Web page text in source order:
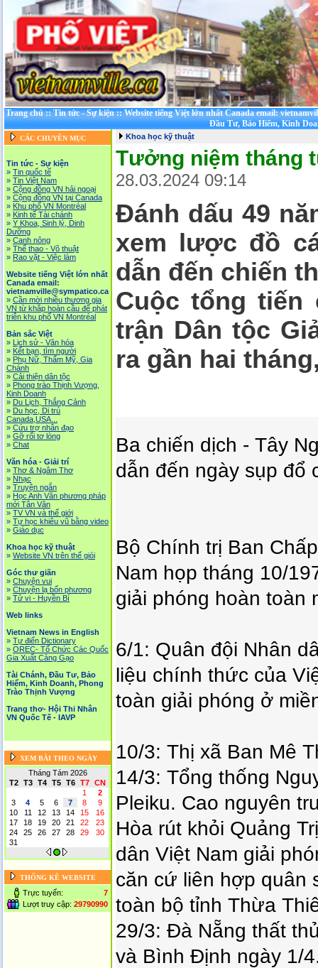
Trang chủ::Tin tức - Sự kiện::Website tiếng Việt lớn nhất Canada email:
Đầu Tư, Bảo Hiểm, Kinh
CÁC CHUYÊN MỤC
Tin tức - Sự kiện
» Tin quốc tế
» Tin Việt Nam
» Cộng đồng VN hải ngoại
» Cộng đồng VN tại Canada
» Khu phố VN Montréal
» Kinh tế Tài chánh
» Y Khoa, Sinh lý, Dinh
Dưỡng
» Canh nông
» Thể thao - Võ thuật
» Rao vặt - Việc làm
Website tiếng Việt lớn nhất
Canada email:
vietnamville@sympatico.ca
» Cần mời nhiều thương gia
VN từ khắp hoàn cầu để phát
triễn khu phố VN Montréal
Bản sắc Việt
» Lịch sử - Văn hóa
» Kết bạn, tìm người
» Phụ Nữ, Thẩm Mỹ, Gia
Chánh
» Cải thiện dân tộc
» Phong trào Thịnh Vượng,
Kinh Doanh
» Du Lịch, Thắng Cảnh
» Du học, Di trú
Canada,USA...
» Cứu trợ nhân đạo
» Gỡ rối tơ lòng
» Chat
Văn hóa - Giải trí
» Thơ & Ngâm Thơ
» Nhạc
» Truyện ngắn
» Học Anh Văn phương pháp
mới Tân Văn
» TV VN và thế giới
» Tự học khiêu vũ bằng video
» Giáo dục
Khoa học kỹ thuật
» Website VN trên thế giói
Góc thư giãn
» Chuyện vui
» Chuyện lạ bốn phương
» Tử vi - Huyền Bí
Web links
Vietnam News in English
» Tự điển Dictionary
» OREC- Tố Chức Các Quốc
Gia Xuất Cảng Gạo
Tài Chánh, Đầu Tư, Bảo
Hiểm, Kinh Doanh, Phong
Trào Thịnh Vượng
Trang thơ- Hội Thi Nhân
VN Quốc Tế - IAVP
XEM BÀI THEO NGÀY
Tháng Tám 2026
T2
T3 T4 T5 T6 T7
CN
1
2
3
4 5 6 7 8
9
10
11 12 13 14 15
16
17
18 19 20 21 22
23
24
25 26 27 28 29
30
31
THỐNG KÊ WEBSITE
Trực tuyến:
7
Lượt truy cập: 29790990
Khoa học kỹ thuật
Tưởng niệm tháng
28.03.2024 09:14
Đánh dấu 49
xem lược đồ
dẫn đến chiến
Cuộc tổng tiến
trận Dân tộc
ra gần hai
Ba chiến dịch - Tây
dẫn đến ngày sụp đổ
Bộ Chính trị Ban
Nam họp tháng 10/
giải phóng hoàn toàn
6/1: Quân đội Nhân
liệu chính thức của
toàn giải phóng ở
10/3: Thị xã Ban Mê
14/3: Tổng thống
Pleiku. Cao nguyên
Hòa rút khỏi Quảng
dân Việt Nam giải
căn cứ liên hợp quân
toàn bộ tỉnh Thừa
29/3: Đà Nẵng thất
và Bình Định ngày 1/